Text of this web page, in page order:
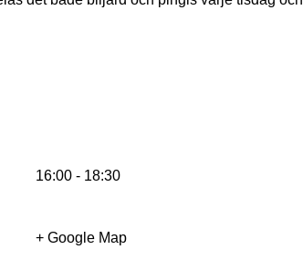
16:00 - 18:30
+ Google Map